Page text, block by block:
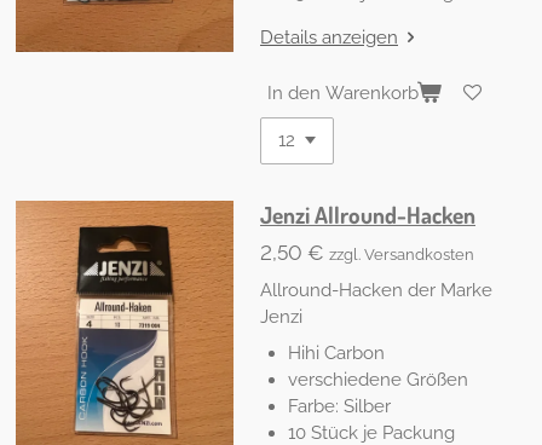
Details anzeigen
In den Warenkorb
Jenzi Allround-Hacken
2,50 € zzgl. Versandkosten
Allround-Hacken der Marke
Jenzi
Hihi Carbon
verschiedene Größen
Farbe: Silber
10 Stück je Packung